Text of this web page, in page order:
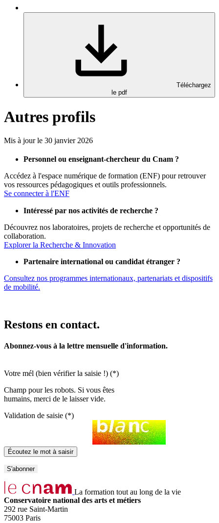
Téléchargez
le pdf
Autres profils
Mis à jour le 30 janvier 2026
Personnel ou enseignant-chercheur du Cnam ?
Accédez à l'espace numérique de formation (ENF) pour retrouver
vos ressources pédagogiques et outils professionnels.
Se connecter à l'ENF
Intéressé par nos activités de recherche ?
Découvrez nos laboratoires, projets de recherche et opportunités de
collaboration.
Explorer la Recherche & Innovation
Partenaire international ou candidat étranger ?
Consultez nos programmes internationaux, partenariats et dispositifs
de mobilité.
Restons en contact.
Abonnez-vous à la lettre mensuelle d'information.
Votre mél (bien vérifier la saisie !) (*)
Champ pour les robots. Si vous êtes
humains, merci de le laisser vide.
Validation de saisie (*)
Écoutez le mot à saisir
La formation tout au long de la vie
Conservatoire national des arts et métiers
292 rue Saint-Martin
75003 Paris